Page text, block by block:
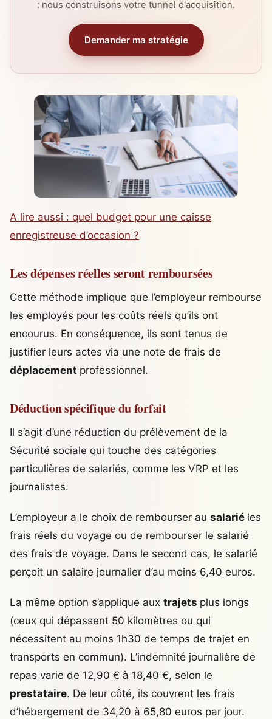
: nous construisons votre tunnel d'acquisition.
Demander ma stratégie
A lire aussi : quel budget pour une caisse
enregistreuse d’occasion ?
Les dépenses réelles seront remboursées
Cette méthode implique que l’employeur rembourse
les employés pour les coûts réels qu’ils ont
encourus. En conséquence, ils sont tenus de
justifier leurs actes via une note de frais de
déplacement professionnel.
Déduction spécifique du forfait
Il s’agit d’une réduction du prélèvement de la
Sécurité sociale qui touche des catégories
particulières de salariés, comme les VRP et les
journalistes.
L’employeur a le choix de rembourser au salarié les
frais réels du voyage ou de rembourser le salarié
des frais de voyage. Dans le second cas, le salarié
perçoit un salaire journalier d’au moins 6,40 euros.
La même option s’applique aux trajets plus longs
(ceux qui dépassent 50 kilomètres ou qui
nécessitent au moins 1h30 de temps de trajet en
transports en commun). L’indemnité journalière de
repas varie de 12,90 € à 18,40 €, selon le
prestataire. De leur côté, ils couvrent les frais
d’hébergement de 34,20 à 65,80 euros par jour.